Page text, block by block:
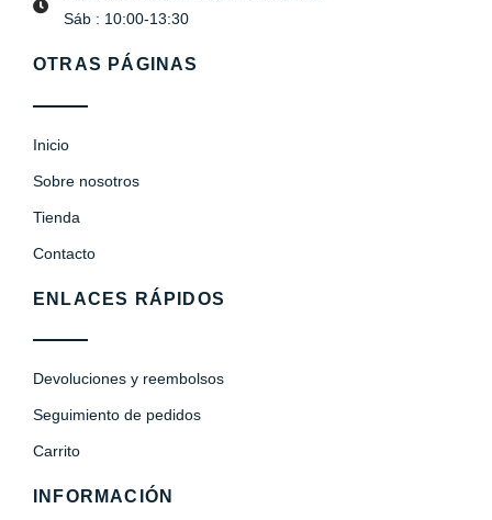
Sáb : 10:00-13:30
OTRAS PÁGINAS
Inicio
Sobre nosotros
Tienda
Contacto
ENLACES RÁPIDOS
Devoluciones y reembolsos
Seguimiento de pedidos
Carrito
INFORMACIÓN